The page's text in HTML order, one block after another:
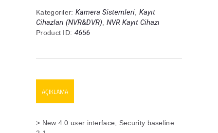
Kategoriler: Kamera Sistemleri, Kayıt
Cihazları (NVR&DVR) NVR Kayıt Cihazı
Product ID: 4656
AÇIKLAMA
> New 4.0 user interface, Security baseline